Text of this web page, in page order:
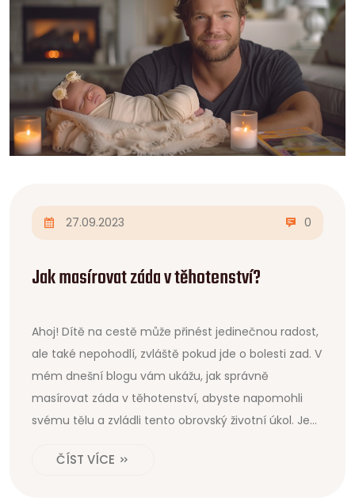
27.09.2023 0
Jak masírovat záda v těhotenství?
Ahoj! Dítě na cestě může přinést jedinečnou radost,
ale také nepohodlí, zvláště pokud jde o bolesti zad. V
mém dnešní blogu vám ukážu, jak správně
masírovat záda v těhotenství, abyste napomohli
svému tělu a zvládli tento obrovský životní úkol. Je
ČÍST VÍCE